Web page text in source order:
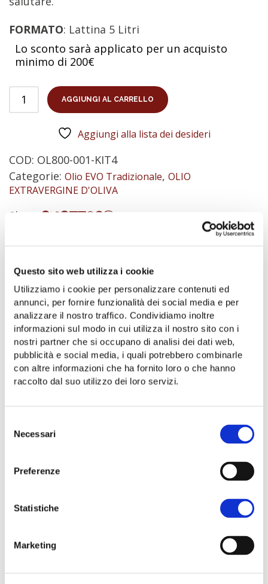
Questo sito web utilizza i cookie
Utilizziamo i cookie per personalizzare contenuti ed
annunci, per fornire funzionalità dei social media e per
analizzare il nostro traffico. Condividiamo inoltre
informazioni sul modo in cui utilizza il nostro sito con i
nostri partner che si occupano di analisi dei dati web,
pubblicità e social media, i quali potrebbero combinarle
con altre informazioni che ha fornito loro o che hanno
raccolto dal suo utilizzo dei loro servizi.
delNecessari
Preferenze
Statistiche
Marketing
FORMATO: Lattina 5 Litri
Lo sconto sarà applicato per un acquisto
minimo di 200€
AGGIUNGI AL CARRELLO
Aggiungi alla lista dei desideri
COD: OL800-001-KIT4
Categorie: Olio EVO Tradizionale, OLIO
EXTRAVERGINE D'OLIVA
Share:
Recensioni (0)
DESCRIZIONE
OLIO EXTRA VERGINE DI
OLIVA “TERRE DEL CASALE” –
COOPERATIVA NUOVO
CILENTO
DIETA MEDITERRANEA
Coltivazione
: colline del Parco Nazionale del
: Rotondella,
Frantoio, Salella, Pisciottana.